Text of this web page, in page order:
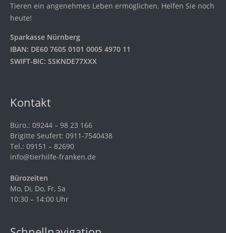
Tieren ein angenehmes Leben ermöglichen. Helfen Sie noch
heute!
Sparkasse Nürnberg
IBAN: DE60 7605 0101 0005 4970 11
SWIFT-BIC: SSKNDE77XXX
Kontakt
Büro.: 09244 – 98 23 166
Brigitte Seufert: 0911-7540438
Tel.: 09151 – 82690
info@tierhilfe-franken.de
Bürozeiten
Mo, Di, Do, Fr, Sa
10:30 – 14:00 Uhr